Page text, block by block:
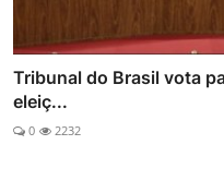
Tribunal do Brasil vota
eleiç...
0 2232